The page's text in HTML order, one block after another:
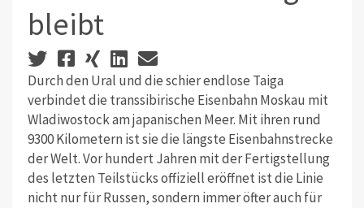
bleibt
Durch den Ural und die schier endlose Taiga
verbindet die transsibirische Eisenbahn Moskau mit
Wladiwostock am japanischen Meer. Mit ihren rund
9300 Kilometern ist sie die längste Eisenbahnstrecke
der Welt. Vor hundert Jahren mit der Fertigstellung
des letzten Teilstücks offiziell eröffnet ist die Linie
nicht nur für Russen, sondern immer öfter auch für